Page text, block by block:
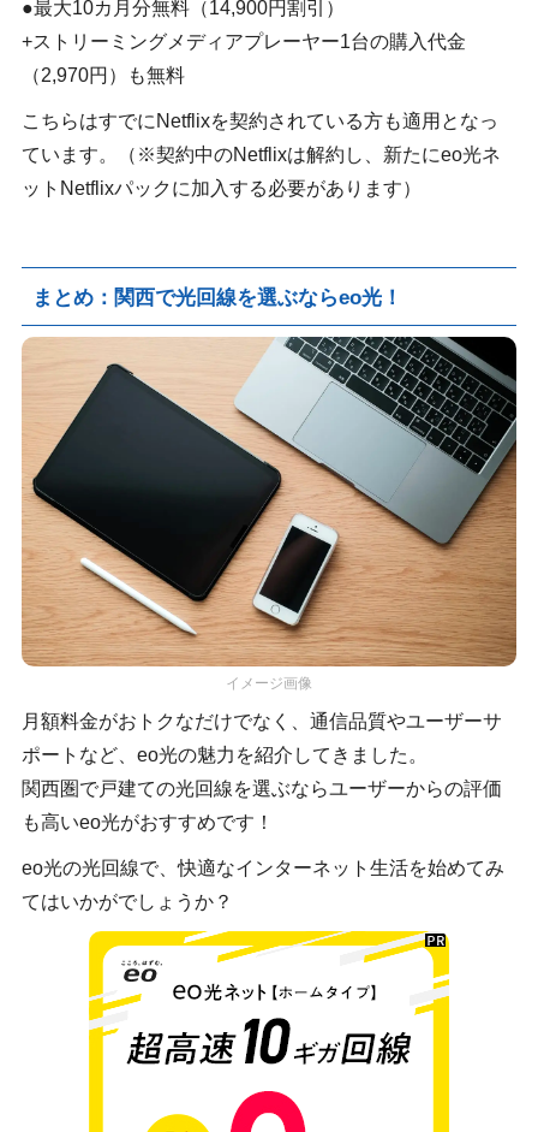
●最大10カ月分無料（14,900円割引）
+ストリーミングメディアプレーヤー1台の購入代金
（2,970円）も無料
こちらはすでにNetflixを契約されている方も適用となっ
ています。（※契約中のNetflixは解約し、新たにeo光ネ
ットNetflixパックに加入する必要があります）
まとめ：関西で光回線を選ぶならeo光！
イメージ画像
月額料金がおトクなだけでなく、通信品質やユーザーサ
ポートなど、eo光の魅力を紹介してきました。
関西圏で戸建ての光回線を選ぶならユーザーからの評価
も高いeo光がおすすめです！
eo光の光回線で、快適なインターネット生活を始めてみ
てはいかがでしょうか？